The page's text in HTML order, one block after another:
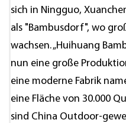
sich in Ningguo,
als "Bambusdorf", wo
wachsen. „Huihuang
nun eine große
eine moderne Fabrik
eine Fläche von 30.000
sind China Outdoor-